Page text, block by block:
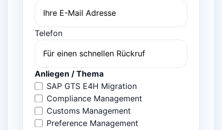
Telefon
Anliegen / Thema
SAP GTS E4H Migration
Compliance Management
Customs Management
Preference Management